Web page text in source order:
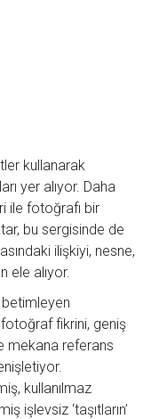
kullanarak
yer alıyor. Daha
ile fotoğrafı bir
bu sergisinde de
ilişkiyi, nesne,
ele alıyor.
betimleyen
fikrini, geniş
mekana referans
kullanılmaz
işlevsiz ‘taşıtların’